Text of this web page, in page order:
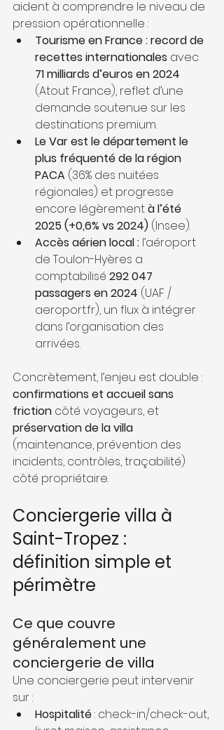
aident à comprendre le niveau de
pression opérationnelle :
Tourisme en France : record de
recettes internationales avec
71 milliards d’euros en 2024
(Atout France), reflet d’une
demande soutenue sur les
destinations premium.
Le Var est le département le
plus fréquenté de la région
PACA (36% des nuitées
régionales) et progresse
encore légèrement à l’été
2025 (+0,6% vs 2024) (Insee).
Accès aérien local : l’aéroport
de Toulon-Hyères a
comptabilisé 292 047
passagers en 2024 (UAF /
aeroport.fr), un flux à intégrer
dans l’organisation des
arrivées.
Concrètement, l’enjeu est double :
confirmations et accueil sans
friction côté voyageurs, et
préservation de la villa
(maintenance, prévention des
incidents, contrôles, traçabilité)
côté propriétaire.
Conciergerie villa à
Saint-Tropez :
définition simple et
périmètre
Ce que couvre
généralement une
conciergerie de villa
Une conciergerie peut intervenir
sur :
Hospitalité : check-in/check-out,